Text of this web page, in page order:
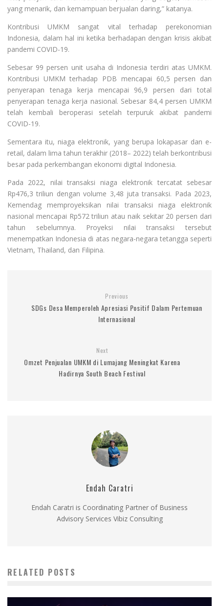
yang menarik, dan kemampuan berjualan daring,” katanya.
Kontribusi UMKM sangat vital terhadap perekonomian
Indonesia, dalam hal ini ketika berhadapan dengan krisis akibat
pandemi COVID-19.
Sebesar 99 persen unit usaha di Indonesia terdiri atas UMKM.
Kontribusi UMKM terhadap PDB mencapai 60,5 persen dan
penyerapan tenaga kerja mencapai 96,9 persen dari total
penyerapan tenaga kerja nasional. Sebesar 84,4 persen UMKM
telah kembali beroperasi setelah terpuruk akibat pandemi
COVID-19.
Sementara itu, niaga elektronik, yang berupa lokapasar dan e-
retail, dalam lima tahun terakhir (2018– 2022) telah berkontribusi
besar pada perkembangan ekonomi digital Indonesia.
Pada 2022, nilai transaksi niaga elektronik tercatat sebesar
Rp476,3 triliun dengan volume 3,48 juta transaksi. Pada 2023,
Kemendag memproyeksikan nilai transaksi niaga elektronik
nasional mencapai Rp572 triliun atau naik sekitar 20 persen dari
tahun sebelumnya. Proyeksi nilai transaksi tersebut
menempatkan Indonesia di atas negara-negara tetangga seperti
Vietnam, Thailand, dan Filipina.
Previous
SDGs Desa Memperoleh Apresiasi Positif Dalam Pertemuan
Internasional
Next
Omzet Penjualan UMKM di Lumajang Meningkat Karena
Hadirnya South Beach Festival
Endah Caratri
Endah Caratri is Coordinating Partner of Business
Advisory Services Vibiz Consulting
RELATED POSTS